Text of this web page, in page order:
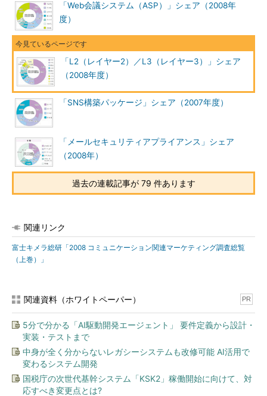
「Web会議システム（ASP）」シェア（2008年
度）
「L2（レイヤー2）／L3（レイヤー3）」シェア
（2008年度）
「SNS構築パッケージ」シェア（2007年度）
「メールセキュリティアプライアンス」シェア
（2008年）
過去の連載記事が 79 件あります
関連リンク
富士キメラ総研「2008 コミュニケーション関連マーケティング調査総覧
（上巻）」
関連資料（ホワイトペーパー） PR
5分で分かる「AI駆動開発エージェント」 要件定義から設計・
実装・テストまで
中身が全く分からないレガシーシステムも改修可能 AI活用で
変わるシステム開発
国税庁の次世代基幹システム「KSK2」稼働開始に向けて、対
応すべき変更点とは?